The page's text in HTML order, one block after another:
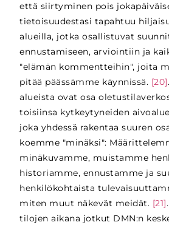
että siirtyminen pois
tietoisuudestasi tapahtuu
alueilla, jotka osallistuvat
ennustamiseen, arviointiin ja
"elämän kommentteihin", joita
pitää päässämme käynnissä. [20]
alueista ovat osa
toisiinsa kytkeytyneiden
joka yhdessä rakentaa suuren
koemme "minäksi":
minäkuvamme, muistamme
historiamme, ennustamme ja
henkilökohtaista
miten muut näkevät meidät. [21]
tilojen aikana jotkut DMN:n